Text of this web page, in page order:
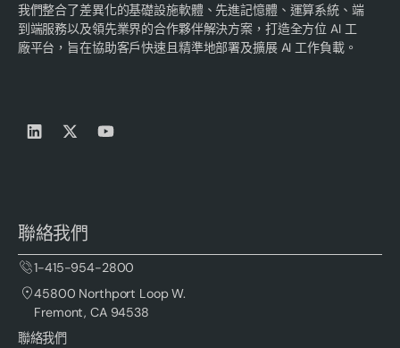
我們整合了差異化的基礎設施軟體、先進記憶體、運算系統、端
到端服務以及領先業界的合作夥伴解決方案，打造全方位 AI 工
廠平台，旨在協助客戶快速且精準地部署及擴展 AI 工作負載。
聯絡我們
1-415-954-2800
45800 Northport Loop W.
Fremont, CA 94538
聯絡我們